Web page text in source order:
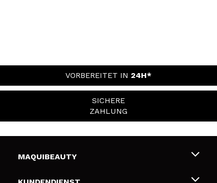
VORBEREITET IN 24H*
SICHERE
ZAHLUNG
MAQUIBEAUTY
Über uns